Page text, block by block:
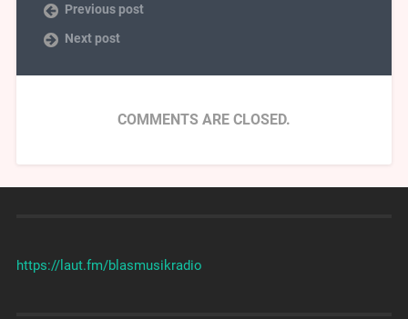
Previous post
Next post
COMMENTS ARE CLOSED.
https://laut.fm/blasmusikradio